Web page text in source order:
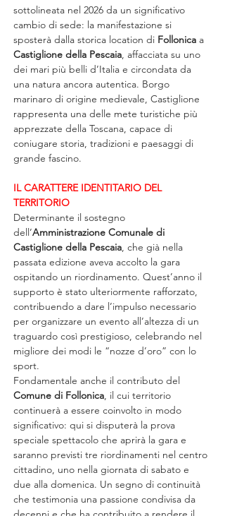
sottolineata nel 2026 da un significativo
cambio di sede: la manifestazione si
sposterà dalla storica location di Follonica a
Castiglione della Pescaia, affacciata su uno
dei mari più belli d’Italia e circondata da
una natura ancora autentica. Borgo
marinaro di origine medievale, Castiglione
rappresenta una delle mete turistiche più
apprezzate della Toscana, capace di
coniugare storia, tradizioni e paesaggi di
grande fascino.
IL CARATTERE IDENTITARIO DEL
TERRITORIO
Determinante il sostegno
dell’Amministrazione Comunale di
Castiglione della Pescaia, che già nella
passata edizione aveva accolto la gara
ospitando un riordinamento. Quest’anno il
supporto è stato ulteriormente rafforzato,
contribuendo a dare l’impulso necessario
per organizzare un evento all’altezza di un
traguardo così prestigioso, celebrando nel
migliore dei modi le “nozze d’oro” con lo
sport.
Fondamentale anche il contributo del
Comune di Follonica, il cui territorio
continuerà a essere coinvolto in modo
significativo: qui si disputerà la prova
speciale spettacolo che aprirà la gara e
saranno previsti tre riordinamenti nel centro
cittadino, uno nella giornata di sabato e
due alla domenica. Un segno di continuità
che testimonia una passione condivisa da